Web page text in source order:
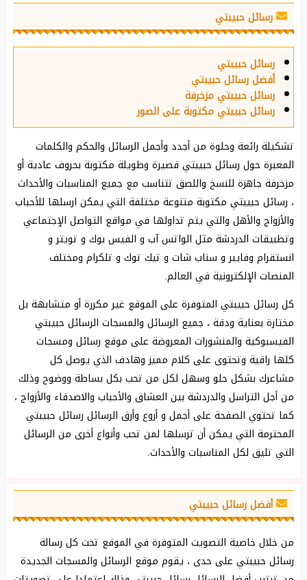
رسائل حبيبتي
رسائل حبيبتي
أفضل رسائل حبيبتي
رسائل حبيبتي مزخرفة
رسائل حبيبتي مكتوبة على الصور
تشكيلة رائعة وحلوة من أجدد وأجمل الرسائل والحكم والكلمات
المعبرة حول رسائل حبيبتي قصيرة وطويلة مكتوبة بحروف عادية أو
مزخرفة جاهزة للنسخ واللصق تتناسب مع جميع المناسبات والأحداث
، رسائل حبيبتي مكتوبة متنوعة مختلفة التي يمكن ارسلها للأحباب
والأزواج والأهل والتي يتم تداولها في مواقع التواصل الإجتماعي
وتطبيقات الدردشة مثل الواتس آب و الفيس بوك و تويتر و
انستقرام وفايبر و سناب شات و تيك توك و تلكرام ومختلف
المنصات الإلكترونية في العالم.
كل رسائل حبيبتي المتوفرة على الموقع غير مكررة أو متشابهة بل
مختارة بعناية ودقة ، جميع الرسائل والمسجات الرسائل حبيبتي
الفيسبوكية والمنشورات المعروضة على موقع رسائل ومسجات
كلها راقية وتحتوى على كلام مميز وهادف الذي يوصل كل
مشاعرك بشكل ‏حلو وسهل لكل من تحب بكل بساطة ووضوح وذلك
من أجل التراسل والدردشة بين العشاق والأحباب ‏والاصدقاء والأزواج ،
كما تحتوي الصفحة على أجمل و أروع وأرق الرسائل رسائل حبيبتي
المحترمة التي يمكن أن ترسلها لمن تحب وأنواع أخرى من الرسائل
التي تليق لكل المناسبات والأحداث.
أفضل رسائل حبيبتي
من خلال خاصية التصويت المتوفرة في الموقع تحت كل رسالة
رسائل حبيبتي على حدى ، يقوم موقع الرسائل والمسجات الجديدة